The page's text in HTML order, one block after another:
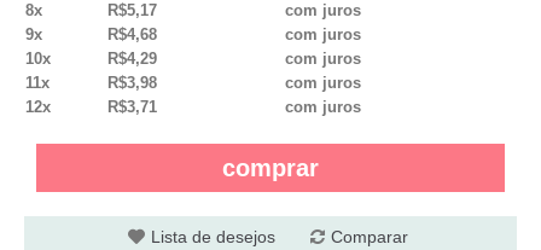
8x
R$5,17
com juros
9x
R$4,68
com juros
10x
R$4,29
com juros
11x
R$3,98
com juros
12x
R$3,71 com juros
comprar
Lista de desejos Comparar